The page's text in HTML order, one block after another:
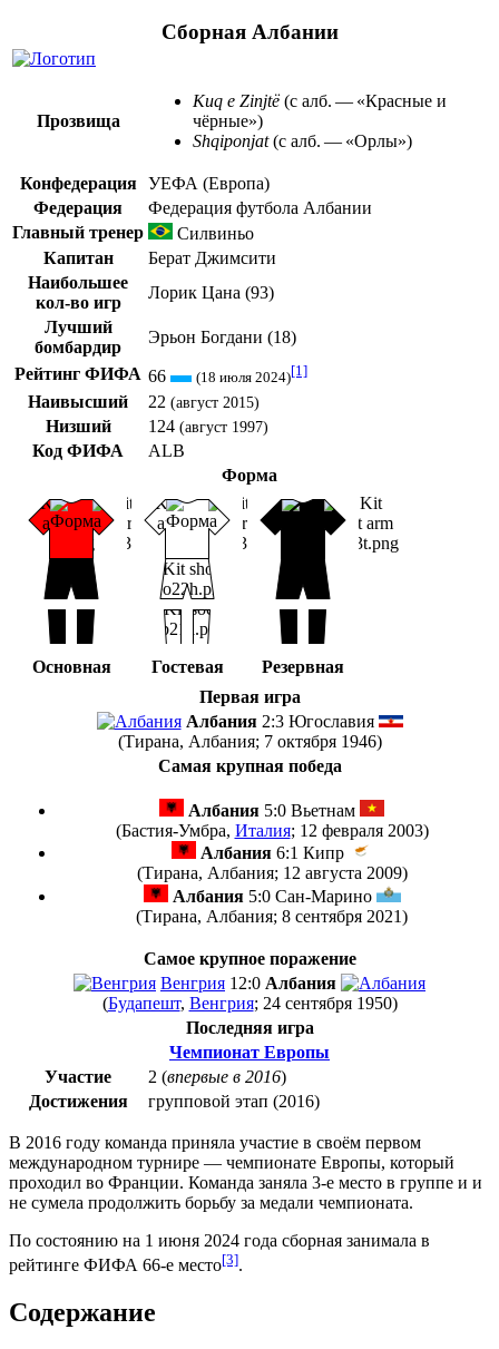
Сборная Албании
Прозвища
Kuq e Zinjtë(с алб. — «Красные и
чёрные»)
Shqiponjat(с алб. — «Орлы»)
Конфедерация УЕФА (Европа)
Федерация
Федерация футбола Албании
Главный тренер
Силвиньо
Капитан
Берат Джимсити
Наибольшее
кол-во игр
Лорик Цана (93)
Лучший
бомбардир
Эрьон Богдани (18)
Рейтинг ФИФА 66 ▬ (18 июля 2024)[1]
Наивысший 22 (август 2015)
Низший 124 (август 1997)
Код ФИФА
ALB
Форма
Основная Гостевая
Резервная
Первая игра
Албания2:3 Югославия
(Тирана, Албания; 7 октября 1946)
Самая крупная победа
Албания 5:0 Вьетнам
(Бастия-Умбра, Италия; 12 февраля 2003)
Албания6:1 Кипр
(Тирана, Албания; 12 августа 2009)
Албания5:0 Сан-Марино
(Тирана, Албания; 8 сентября 2021)
Самое крупное поражение
Венгрия 12:0 Албания
(Будапешт, Венгрия; 24 сентября 1950)
Последняя игра
Чемпионат Европы
Участие
2 (впервые в 2016)
Достижения
групповой этап (2016)
В 2016 году команда приняла участие в своём первом
международном турнире — чемпионате Европы, который
проходил во Франции. Команда заняла 3-е место в группе и и
не сумела продолжить борьбу за медали чемпионата.
По состоянию на 1 июня 2024 года сборная занимала в
рейтинге ФИФА 66-е место[3].
Содержание